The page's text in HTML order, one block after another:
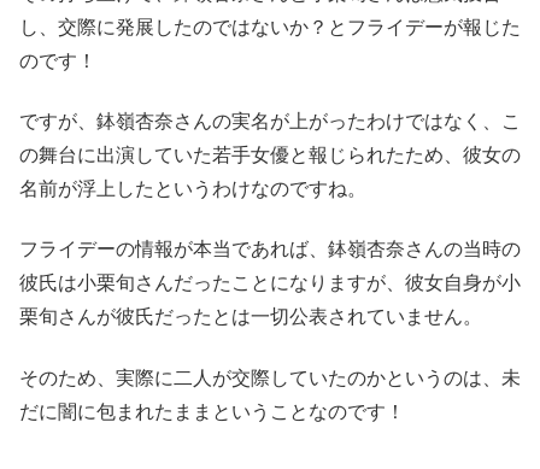
し、交際に発展したのではないか？とフライデーが報じた
のです！
ですが、鉢嶺杏奈さんの実名が上がったわけではなく、こ
の舞台に出演していた若手女優と報じられたため、彼女の
名前が浮上したというわけなのですね。
フライデーの情報が本当であれば、鉢嶺杏奈さんの当時の
彼氏は小栗旬さんだったことになりますが、彼女自身が小
栗旬さんが彼氏だったとは一切公表されていません。
そのため、実際に二人が交際していたのかというのは、未
だに闇に包まれたままということなのです！